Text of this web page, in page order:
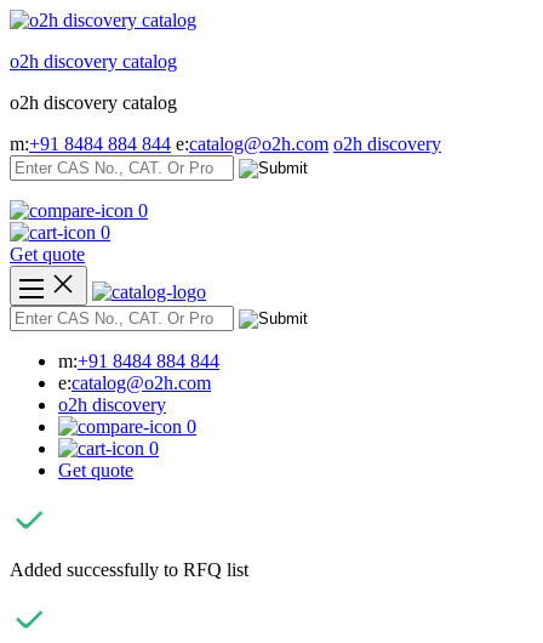
Skip
content
o2h discovery catalog
o2h discovery catalog
m:+91 8484 884 844 e:catalog@o2h.com o2h discovery
0
0
Get quote
m:+91 8484 884 844
e:catalog@o2h.com
o2h discovery
0
0
Get quote
Added successfully to RFQ list